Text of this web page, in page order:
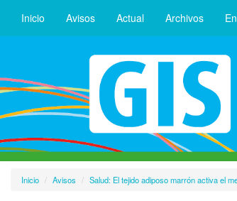
Inicio Avisos Actual Archivos
Inicio Avisos Salud: El tejido adiposo marrón activa el